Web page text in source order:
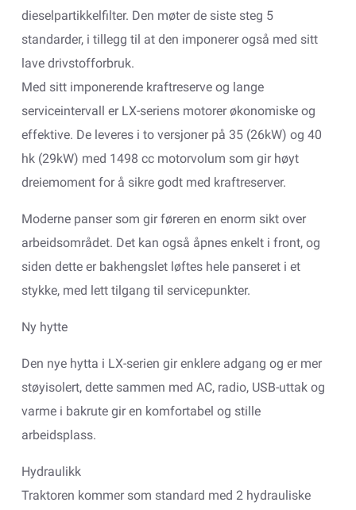
dieselpartikkelfilter. Den møter de siste steg 5
standarder, i tillegg til at den imponerer også med sitt
lave drivstofforbruk.
Med sitt imponerende kraftreserve og lange
serviceintervall er LX-seriens motorer økonomiske og
effektive. De leveres i to versjoner på 35 (26kW) og 40
hk (29kW) med 1498 cc motorvolum som gir høyt
dreiemoment for å sikre godt med kraftreserver.
Moderne panser som gir føreren en enorm sikt over
arbeidsområdet. Det kan også åpnes enkelt i front, og
siden dette er bakhengslet løftes hele panseret i et
stykke, med lett tilgang til servicepunkter.
Ny hytte
Den nye hytta i LX-serien gir enklere adgang og er mer
støyisolert, dette sammen med AC, radio, USB-uttak og
varme i bakrute gir en komfortabel og stille
arbeidsplass.
Hydraulikk
Traktoren kommer som standard med 2 hydrauliske